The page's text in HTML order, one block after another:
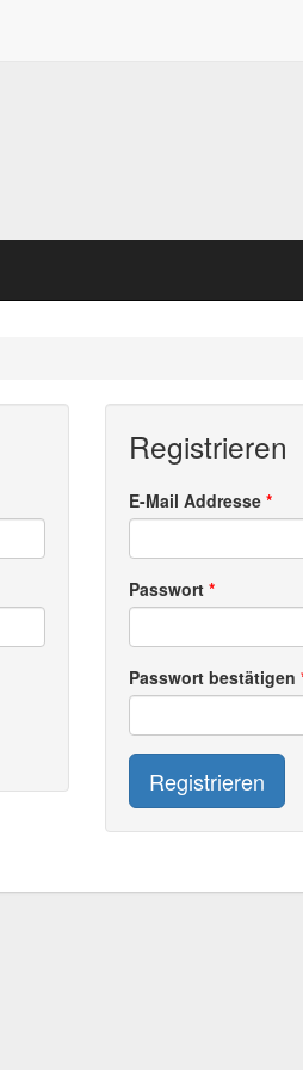
Registrieren
E-Mail Addresse
Passwort
Passwort bestätigen
Registrieren